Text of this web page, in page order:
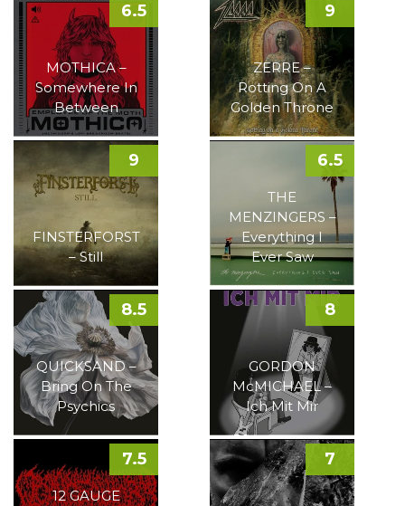
MOTHICA –
Somewhere In
Between
6.5
ZERRE –
Rotting On A
Golden Throne
9
FINSTERFORST
– Still
9
THE
MENZINGERS –
Everything I
Ever Saw
6.5
QUICKSAND –
Bring On The
Psychics
8.5
GORDON
McMICHAEL –
Ich Mit Mir
8
12 GAUGE
7.5 7